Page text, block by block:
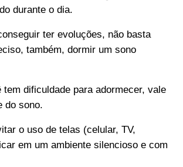
durante o dia.
ter evoluções, não basta
também, dormir um sono
tem dificuldade para adormecer, vale
do sono.
o uso de telas (celular, TV,
em um ambiente silencioso e com